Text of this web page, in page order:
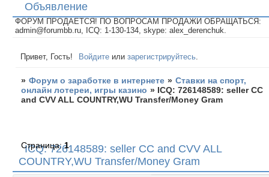
Объявление
ФОРУМ ПРОДАЕТСЯ! ПО ВОПРОСАМ ПРОДАЖИ ОБРАЩАТЬСЯ:
admin@forumbb.ru, ICQ: 1-130-134, skype: alex_derenchuk.
Привет, Гость! Войдите илизарегистрируйтесь
» Форум о заработке в интернете » Ставки на спорт,
онлайн лотереи, игры казино » ICQ: 726148589: seller CC
and CVV ALL COUNTRY,WU Transfer/Money Gram
ICQ: 726148589: seller CC and CVV ALL
COUNTRY,WU Transfer/Money Gram
Страница:1